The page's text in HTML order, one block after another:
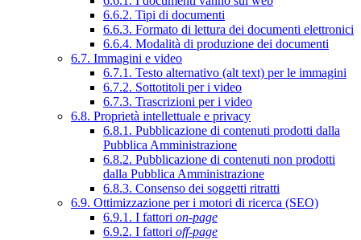
6.6.2. Tipi di documenti
6.6.3. Formato di lettura dei documenti elettronici
6.6.4. Modalità di produzione dei documenti
6.7. Immagini e video
6.7.1. Testo alternativo (alt text) per le immagini
6.7.2. Sottotitoli per i video
6.7.3. Trascrizioni per i video
6.8. Proprietà intellettuale e privacy
6.8.1. Pubblicazione di contenuti prodotti dalla
Pubblica Amministrazione
6.8.2. Pubblicazione di contenuti non prodotti
dalla Pubblica Amministrazione
6.8.3. Consenso dei soggetti ritratti
6.9. Ottimizzazione per i motori di ricerca (SEO)
6.9.1. I fattori on-page
6.9.2. I fattori off-page